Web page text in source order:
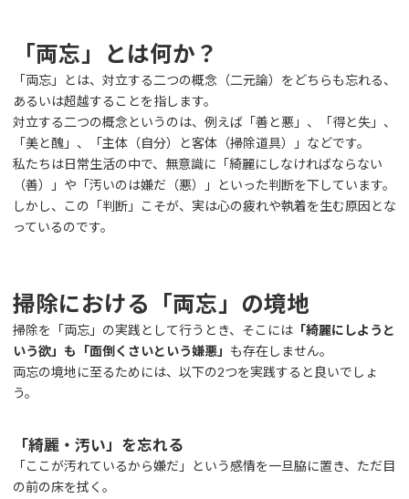
「両忘」とは何か？
「両忘」とは、対立する二つの概念（二元論）をどちらも忘れる、
あるいは超越することを指します。
対立する二つの概念というのは、例えば「善と悪」、「得と失」、
「美と醜」、「主体（自分）と客体（掃除道具）」などです。
私たちは日常生活の中で、無意識に「綺麗にしなければならない
（善）」や「汚いのは嫌だ（悪）」といった判断を下しています。
しかし、この「判断」こそが、実は心の疲れや執着を生む原因とな
っているのです。
掃除における「両忘」の境地
掃除を「両忘」の実践として行うとき、そこには 「綺麗にしようと
いう欲」も「面倒くさいという嫌悪」 も存在しません。
両忘の境地に至るためには、以下の2つを実践すると良いでしょ
う。
「綺麗・汚い」を忘れる
「ここが汚れているから嫌だ」という感情を一旦脇に置き、ただ目
の前の床を拭く。